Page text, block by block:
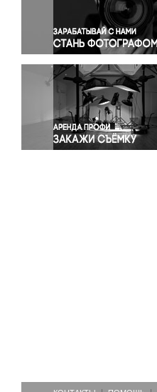
Правосудие
Происшествия и
Религия
Светская жизнь
Спорт
Экология
Экономика и бизнес